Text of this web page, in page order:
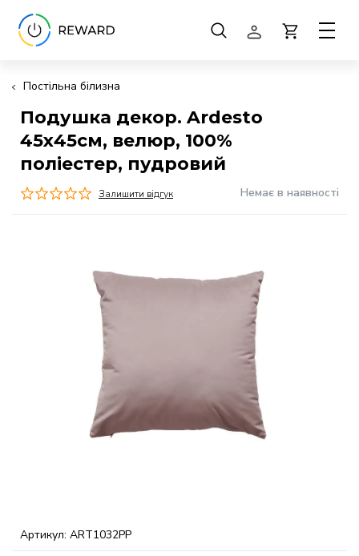
Постільна білизна
Подушка декор. Ardesto
45х45см, велюр, 100%
поліестер, пудровий
Залишити відгук Немає в наявності
Артикул: ART1032PP